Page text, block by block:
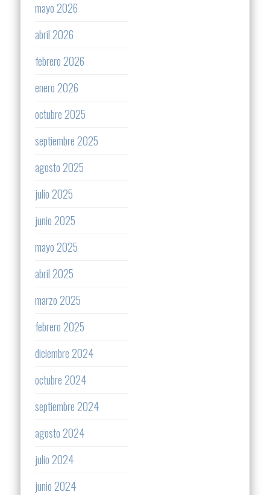
mayo 2026
abril 2026
febrero 2026
enero 2026
octubre 2025
septiembre 2025
agosto 2025
julio 2025
junio 2025
mayo 2025
abril 2025
marzo 2025
febrero 2025
diciembre 2024
octubre 2024
septiembre 2024
agosto 2024
julio 2024
junio 2024